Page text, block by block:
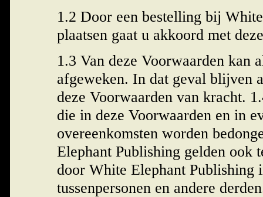
1.2 Door een bestelling bij
plaatsen gaat u akkoord met
1.3 Van deze Voorwaarden kan
afgeweken. In dat geval blijven
deze Voorwaarden van kracht.
die in deze Voorwaarden en in
overeenkomsten worden
Elephant Publishing gelden ook
door White Elephant Publishing
tussenpersonen en andere